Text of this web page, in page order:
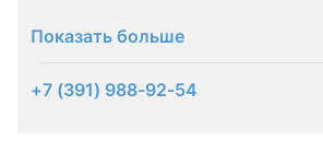
Показать больше
+7 (391) 988-92-54